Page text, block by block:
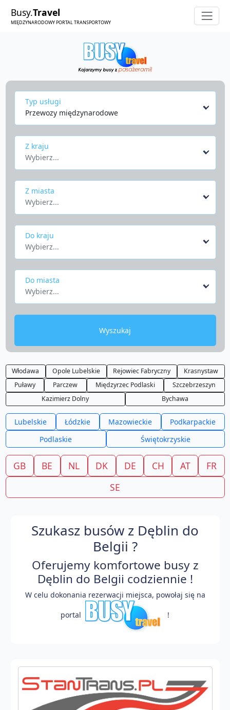
Busy.Travel
MIĘDZYNARODOWY PORTAL TRANSPORTOWY
Typ usługi
Przewozy międzynarodowe
Z kraju
Wybierz...
Z miasta
Wybierz...
Do kraju
Wybierz...
Do miasta
Wybierz...
Wyszukaj
Włodawa Opole Lubelskie Rejowiec Fabryczny
Krasnystaw
Puławy
Parczew Międzyrzec Podlaski
Szczebrzeszyn
Kazimierz Dolny
Bychawa
Lubelskie Łódzkie Mazowieckie
Podkarpackie
Podlaskie
Świętokrzyskie
GB BE NL DK DE CH AT
FR
SE
Szukasz busów z Dęblin do
Belgii ?
Oferujemy komfortowe busy z
Dęblin do Belgii codziennie !
W celu dokonania rezerwacji miejsca, powołaj się na
portal !